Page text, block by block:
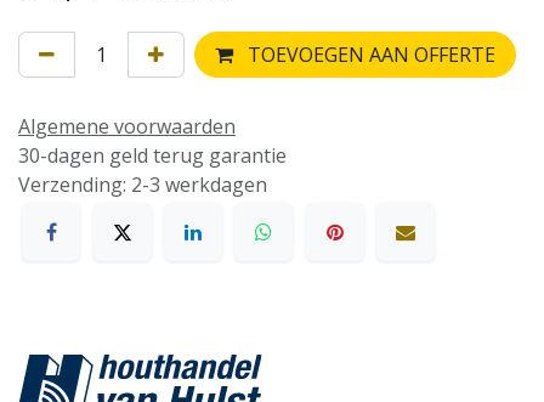
TOEVOEGEN AAN OFFERTE
Algemene voorwaarden
30-dagen geld terug garantie
Verzending: 2-3 werkdagen